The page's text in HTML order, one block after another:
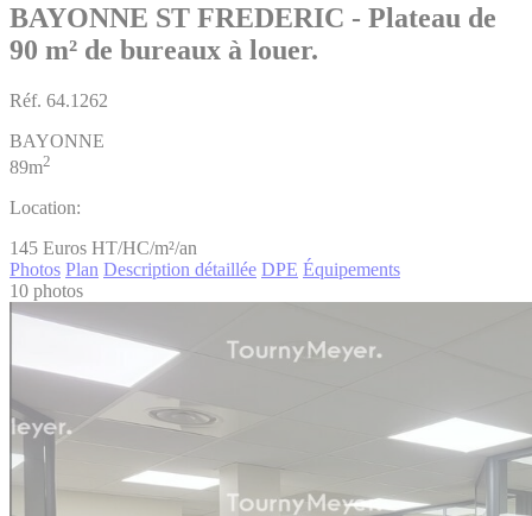
BAYONNE ST FREDERIC - Plateau de
90 m² de bureaux à louer.
Réf. 64.1262
BAYONNE
89m2
Location:
145 Euros HT/HC/m²/an
Photos Plan Description détaillée DPE Équipements
10 photos